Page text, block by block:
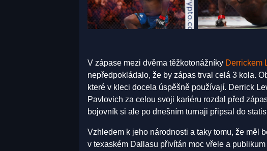
V zápase mezi dvěma těžkotonážníky Derrickem
nepředpokládalo, že by zápas trval celá 3 kola.
které v kleci docela úspěšně používají. Derrick
Pavlovich za celou svoji kariéru rozdal před
bojovník si ale po dnešním turnaji připsal do
Vzhledem k jeho národnosti a taky tomu, že měl
v texaském Dallasu přivítán moc vřele a